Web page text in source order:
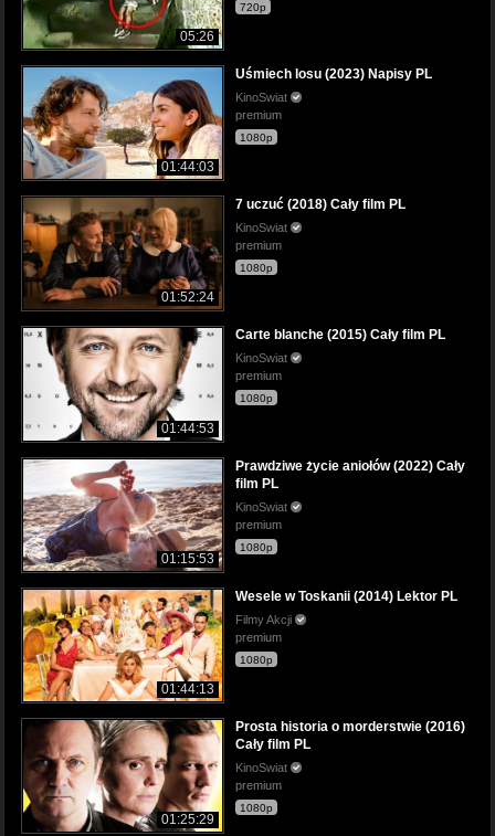
05:26
720p
01:44:03
Uśmiech losu (2023) Napisy PL
KinoSwiat
premium
1080p
01:52:24
7 uczuć (2018) Cały film PL
KinoSwiat
premium
1080p
01:44:53
Carte blanche (2015) Cały film PL
KinoSwiat
premium
1080p
01:15:53
Prawdziwe życie aniołów (2022) Cały
film PL
KinoSwiat
premium
1080p
01:44:13
Wesele w Toskanii (2014) Lektor PL
Filmy Akcji
premium
1080p
01:25:29
Prosta historia o morderstwie (2016)
Cały film PL
KinoSwiat
premium
1080p